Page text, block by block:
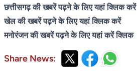
छत्तीसगढ़ की खबरें पढ़ने के लिए यहां क्लिक करें
खेल की खबरें पढ़ने के लिए यहां क्लिक करें
मनोरंजन की खबरें पढ़ने के लिए यहां करें क्लिक
Share News: